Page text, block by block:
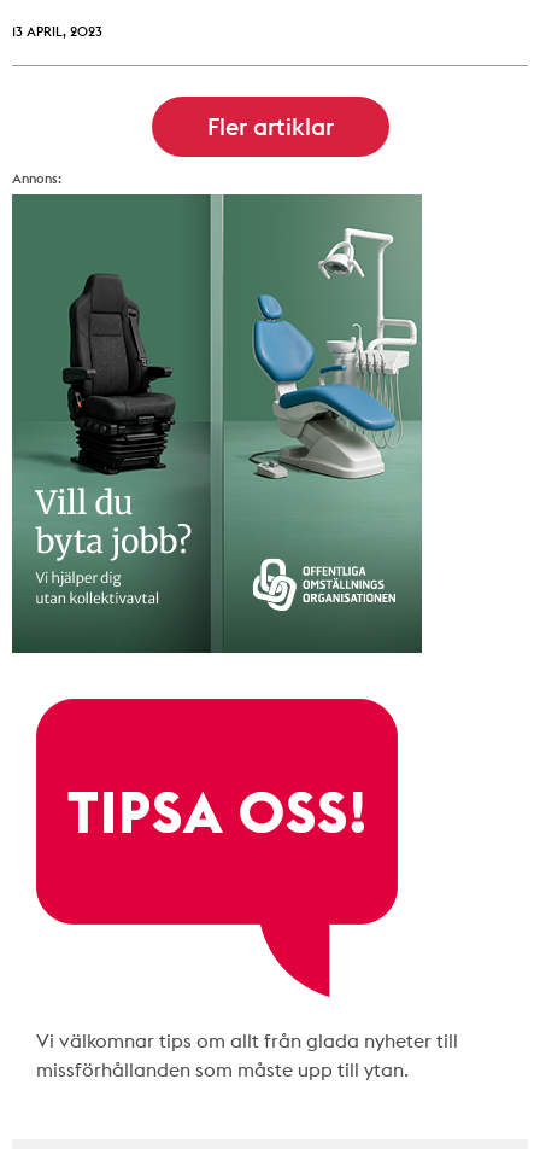
13 APRIL, 2023
Annons:
Vi välkomnar tips om allt från glada nyheter till
missförhållanden som måste upp till ytan.